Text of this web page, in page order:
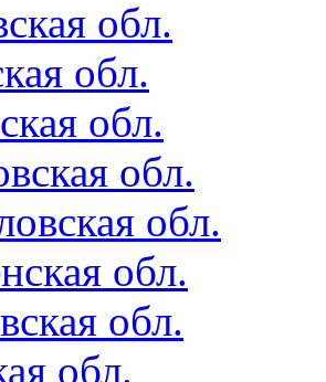
обл.
обл.
обл.
обл.
обл.
обл.
обл.
обл.